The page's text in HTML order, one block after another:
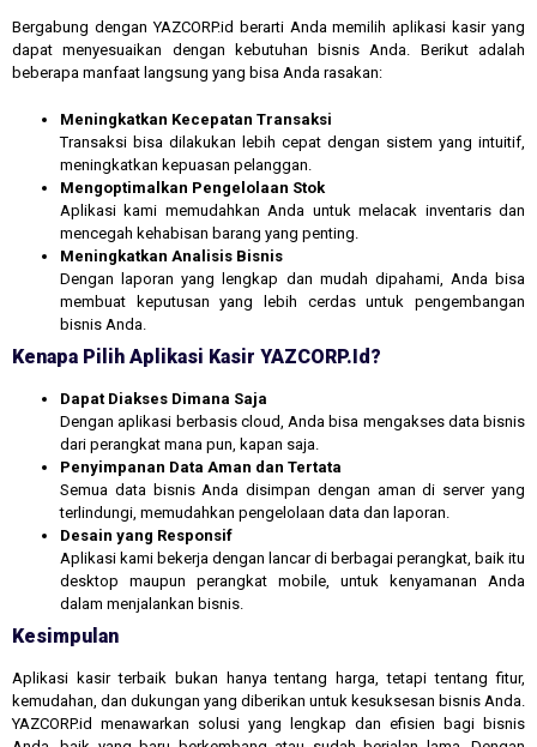
Bergabung dengan YAZCORP.id berarti Anda memilih aplikasi kasir yang
dapat menyesuaikan dengan kebutuhan bisnis Anda. Berikut adalah
beberapa manfaat langsung yang bisa Anda rasakan:
Meningkatkan Kecepatan Transaksi
Transaksi bisa dilakukan lebih cepat dengan sistem yang intuitif,
meningkatkan kepuasan pelanggan.
Mengoptimalkan Pengelolaan Stok
Aplikasi kami memudahkan Anda untuk melacak inventaris dan
mencegah kehabisan barang yang penting.
Meningkatkan Analisis Bisnis
Dengan laporan yang lengkap dan mudah dipahami, Anda bisa
membuat keputusan yang lebih cerdas untuk pengembangan
bisnis Anda.
Kenapa Pilih Aplikasi Kasir YAZCORP.id?
Dapat Diakses Dimana Saja
Dengan aplikasi berbasis cloud, Anda bisa mengakses data bisnis
dari perangkat mana pun, kapan saja.
Penyimpanan Data Aman dan Tertata
Semua data bisnis Anda disimpan dengan aman di server yang
terlindungi, memudahkan pengelolaan data dan laporan.
Desain yang Responsif
Aplikasi kami bekerja dengan lancar di berbagai perangkat, baik itu
desktop maupun perangkat mobile, untuk kenyamanan Anda
dalam menjalankan bisnis.
Kesimpulan
Aplikasi kasir terbaik bukan hanya tentang harga, tetapi tentang fitur,
kemudahan, dan dukungan yang diberikan untuk kesuksesan bisnis Anda.
YAZCORP.id menawarkan solusi yang lengkap dan efisien bagi bisnis